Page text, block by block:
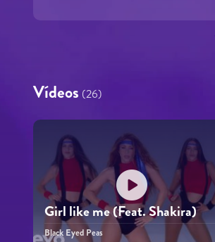
Vídeos (26)
Girl like me (Feat. Shakira)
Black Eyed Peas